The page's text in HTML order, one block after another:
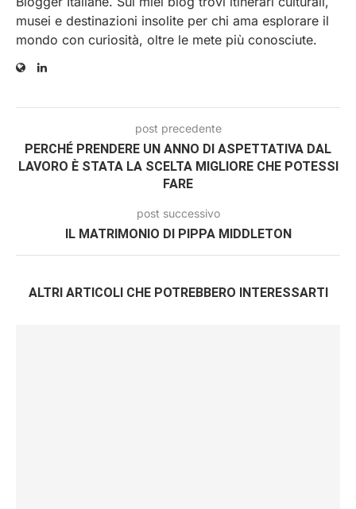
musei e destinazioni insolite per chi ama esplorare il
mondo con curiosità, oltre le mete più conosciute.
post precedente
PERCHÉ PRENDERE UN ANNO DI ASPETTATIVA DAL
LAVORO È STATA LA SCELTA MIGLIORE CHE POTESSI
FARE
post successivo
IL MATRIMONIO DI PIPPA MIDDLETON
ALTRI ARTICOLI CHE POTREBBERO INTERESSARTI